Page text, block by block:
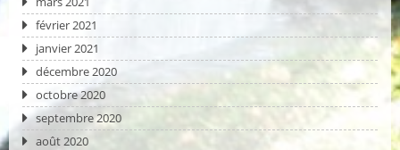
février 2021
janvier 2021
décembre 2020
octobre 2020
septembre 2020
août 2020